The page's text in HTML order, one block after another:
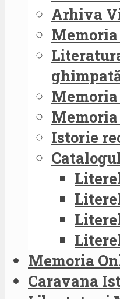
Arhiva
Istorie
Memoria
Caravana